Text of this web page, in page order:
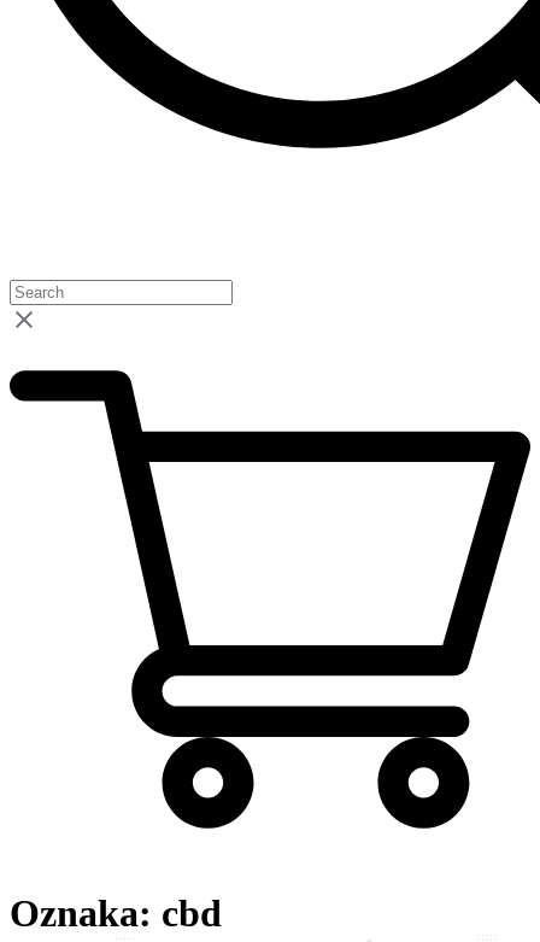
Oznaka: cbd